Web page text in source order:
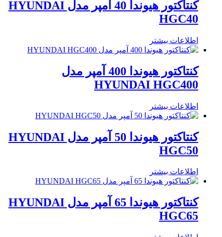
کنتاکتور هیوندا 40 آمپر مدل HYUNDAI
HGC40
اطلاعات بیشتر
کنتاکتور هیوندا 400 آمپر مدل
HYUNDAI HGC400
اطلاعات بیشتر
کنتاکتور هیوندا 50 آمپر مدل HYUNDAI
HGC50
اطلاعات بیشتر
کنتاکتور هیوندا 65 آمپر مدل HYUNDAI
HGC65